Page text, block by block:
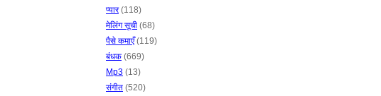
प्यार(118)
मेलिंग सूची (68)
पैसे कमाएँ(119)
बंधक (669)
Mp3 (13)
संगीत (520)